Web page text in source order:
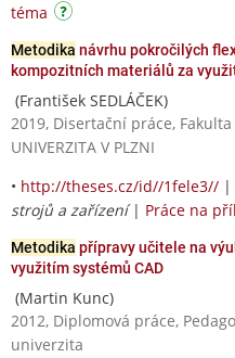
téma
Metodika návrhu pokročilých
kompozitních materiálů za
(František SEDLÁČEK)
2019, Disertační práce, Fakulta
UNIVERZITA V PLZNI
• http://theses.cz/id//1fele3// |
strojů a zařízení| Práce na
Metodika přípravy učitele na
využitím systémů CAD
(Martin Kunc)
2012, Diplomová práce,
univerzita